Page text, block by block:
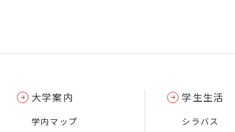
大学案内
学内マップ
学生生活
シラバス